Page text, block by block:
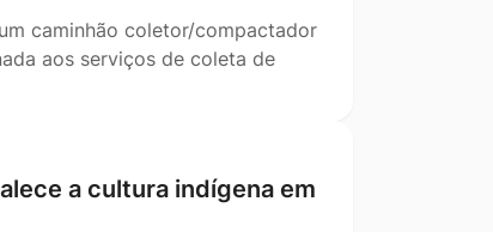
caminhão coletor/compactador
aos serviços de coleta de
a cultura indígena em